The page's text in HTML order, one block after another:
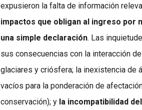
expusieron la falta de información
impactos que obligan al ingreso por
una simple declaración. Las
sus consecuencias con la interacción
glaciares y criósfera; la inexistencia de
vacíos para la ponderación de
conservación); y la incompatibilidad